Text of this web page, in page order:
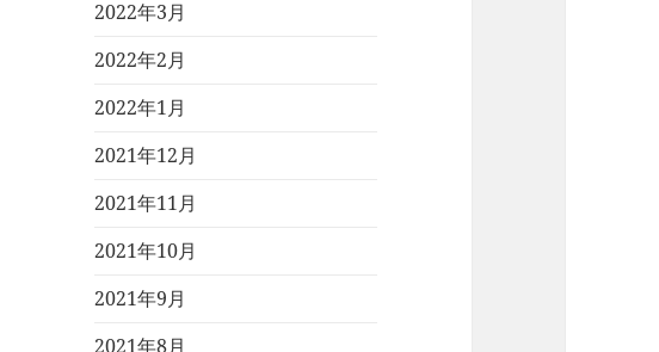
2022年3月
2022年2月
2022年1月
2021年12月
2021年11月
2021年10月
2021年9月
2021年8月